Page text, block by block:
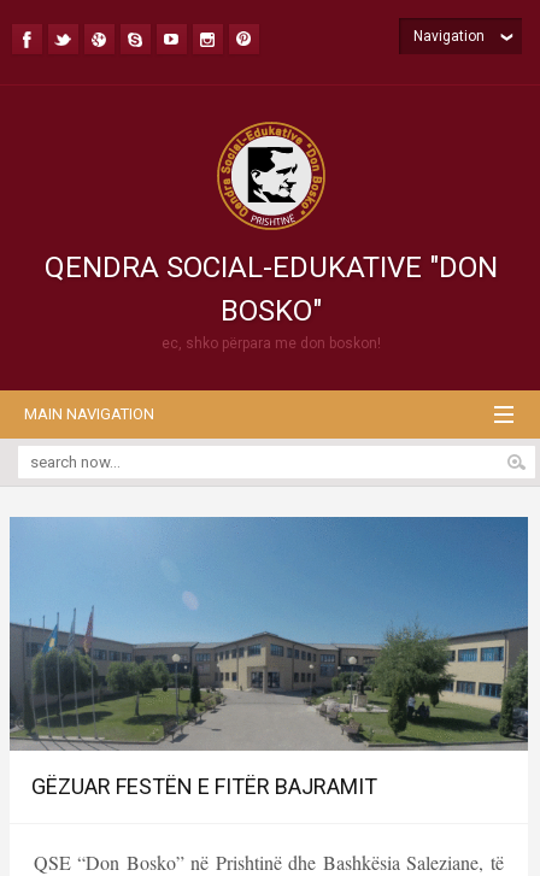
QENDRA SOCIAL-EDUKATIVE "DON
BOSKO"
ec, shko përpara me don boskon!
Navigation
MAIN NAVIGATION
GËZUAR FESTËN E FITËR BAJRAMIT
QSE “Don Bosko” në Prishtinë dhe Bashkësia Saleziane, të